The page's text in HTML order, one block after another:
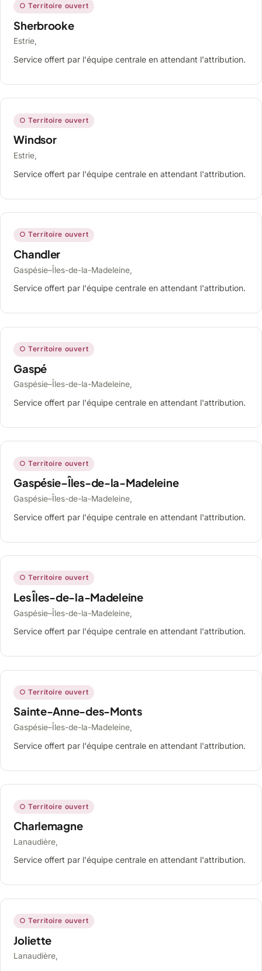
○ Territoire ouvert
Sherbrooke
Estrie,
Service offert par l'équipe centrale en attendant l'attribution.
○ Territoire ouvert
Windsor
Estrie,
Service offert par l'équipe centrale en attendant l'attribution.
○ Territoire ouvert
Chandler
Gaspésie–Îles-de-la-Madeleine,
Service offert par l'équipe centrale en attendant l'attribution.
○ Territoire ouvert
Gaspé
Gaspésie–Îles-de-la-Madeleine,
Service offert par l'équipe centrale en attendant l'attribution.
○ Territoire ouvert
Gaspésie–Îles-de-la-Madeleine
Gaspésie–Îles-de-la-Madeleine,
Service offert par l'équipe centrale en attendant l'attribution.
○ Territoire ouvert
Les Îles-de-la-Madeleine
Gaspésie–Îles-de-la-Madeleine,
Service offert par l'équipe centrale en attendant l'attribution.
○ Territoire ouvert
Sainte-Anne-des-Monts
Gaspésie–Îles-de-la-Madeleine,
Service offert par l'équipe centrale en attendant l'attribution.
○ Territoire ouvert
Charlemagne
Lanaudière,
Service offert par l'équipe centrale en attendant l'attribution.
○ Territoire ouvert
Joliette
Lanaudière,